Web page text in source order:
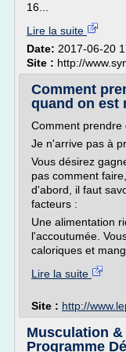
16...
Lire la suite
Date: 2017-06-20
Site : http://
Comment
quand on est
Comment prendre
Je n'arrive pas à
Vous désirez
pas comment
d'abord, il faut
facteurs :
Une alimentation
l'accoutumée.
caloriques et
Lire la suite
Site : http://
Musculation &
Programme